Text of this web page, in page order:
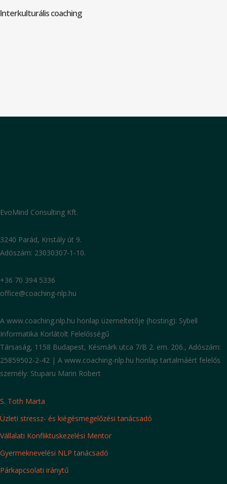
Interkulturális coaching
EvoMind Consulting Kft.
3240 Parád, Kristály út 9.
Adószám: 23030307-1-10.
+36 70 394 5336
office@coaching-nlp.hu
A www.coaching.nlp.hu honlap üzemeltetője (hosting): Sybell
Informatika Korlátolt Felelősségű
Társaság, 1158 Budapest, Késmárk utca 7/B 2. em. 206., Adószám:
25859502-2-42 | A www.coaching-nlp.hu honlap tartalmáért felelős
személy: Stuparu Marin Robert
S. Toth Marta
Üzleti stressz- és kiégésmegelőzési tanácsadó
Vállalati Konfliktuskezelési Mentor
Gyermeknevelési NLP tanácsadó
Párkapcsolati iránytű